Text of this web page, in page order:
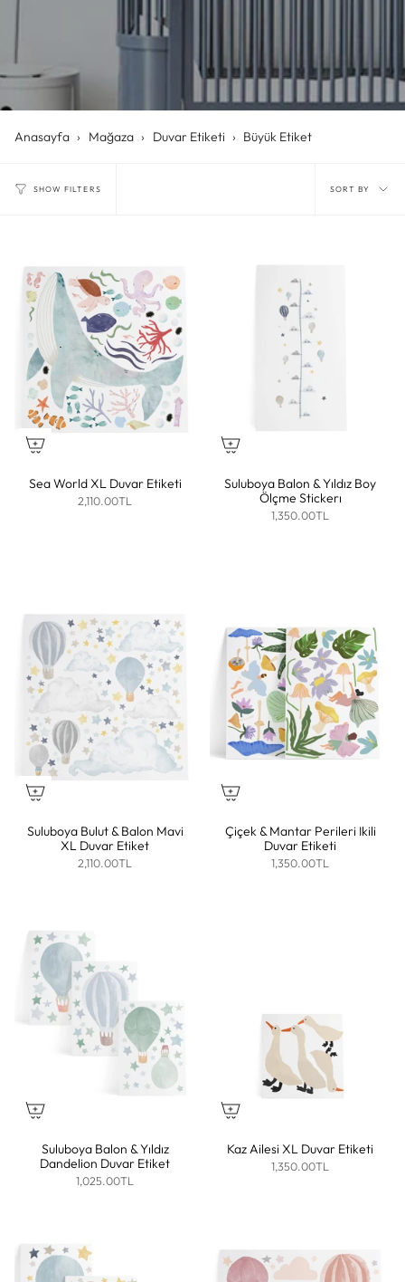
Anasayfa › Mağaza › Duvar Etiketi › Büyük Etiket
SHOW FILTERS
Sort
SORT BY
Sea World XL Duvar Etiketi
2,110.00TL
Suluboya Balon & Yıldız Boy
Ölçme Stickerı
1,350.00TL
Suluboya Bulut & Balon Mavi
XL Duvar Etiket
2,110.00TL
Çiçek & Mantar Perileri Ikili
Duvar Etiketi
1,350.00TL
Suluboya Balon & Yıldız
Dandelion Duvar Etiket
1,025.00TL
Kaz Ailesi XL Duvar Etiketi
1,350.00TL